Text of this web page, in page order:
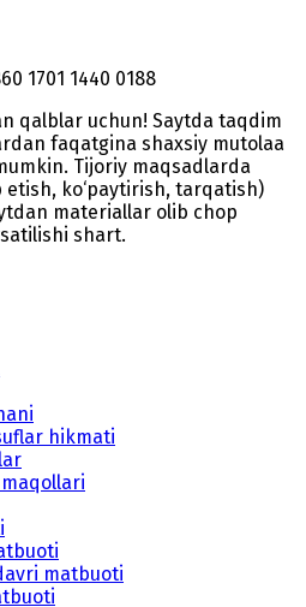
1701 1440 0188
qalblar uchun! Saytda taqdim
faqatgina shaxsiy mutolaa
Tijoriy maqsadlarda
ko‘paytirish, tarqatish)
materiallar olib chop
shart.
hikmati
matbuoti